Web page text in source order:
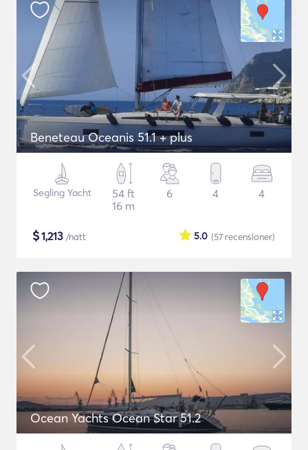
Beneteau Oceanis 51.1 + plus
Segling Yacht
54 ft
16 m
6 4 4
$1,213 /natt (57 recensioner)
5.0
Ocean Yachts Ocean Star 51.2